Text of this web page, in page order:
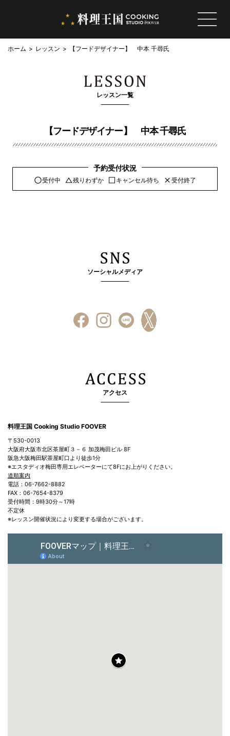
ホーム レッスン 【フードデザイナー】 中本 千尋氏
レッスン一覧
【フードデザイナー】 中本 千尋氏
予約受付状況
受付中 残りわずか キャンセル待ち 受付終了
ソーシャルメディア
アクセス
料理王国 Cooking Studio FOOVER
〒530-0013
大阪府大阪市北区茶屋町３－６ 加茂梅田ビル 8F
阪急大阪梅田駅茶屋町口より徒歩1分
※エスタディオ梅田専用エレベーターにて8Fにお上がりください。
道順案内
電話：06-7662-8882
FAX：06-7654-8379
受付時間：9時30分～17時
不定休
※レッスン開催状況により変更する場合がございます。